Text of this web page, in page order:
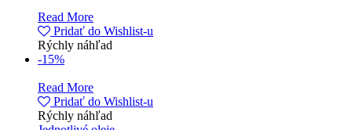
Read More
Pridať do Wishlist-u
Rýchly náhľad
-15%
Read More
Pridať do Wishlist-u
Rýchly náhľad